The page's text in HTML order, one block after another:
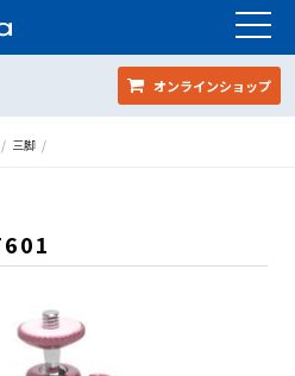
オンラインショップ
三脚